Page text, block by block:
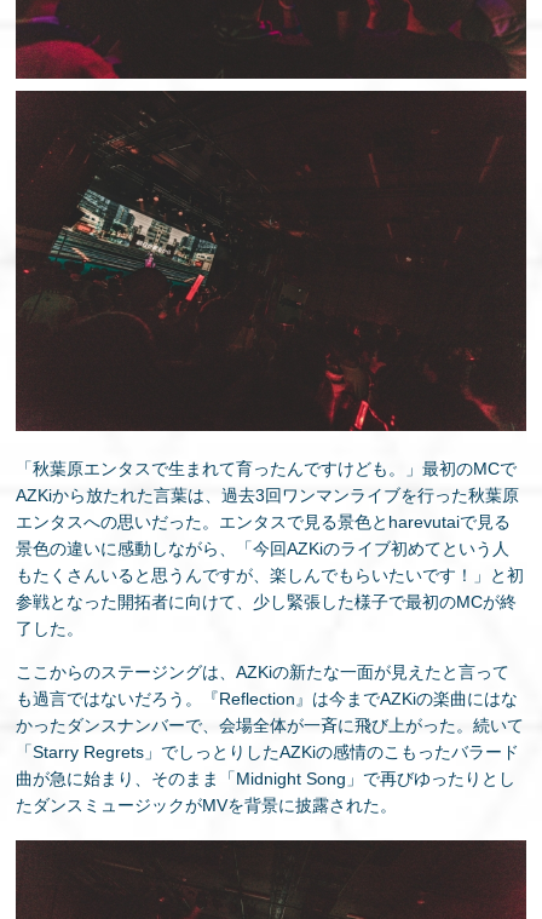
「秋葉原エンタスで生まれて育ったんですけども。」最初のMCで
AZKiから放たれた言葉は、過去3回ワンマンライブを行った秋葉原
エンタスへの思いだった。エンタスで見る景色とharevutaiで見る
景色の違いに感動しながら、「今回AZKiのライブ初めてという人
もたくさんいると思うんですが、楽しんでもらいたいです！」と初
参戦となった開拓者に向けて、少し緊張した様子で最初のMCが終
了した。
ここからのステージングは、AZKiの新たな一面が見えたと言って
も過言ではないだろう。『Reflection』は今までAZKiの楽曲にはな
かったダンスナンバーで、会場全体が一斉に飛び上がった。続いて
「Starry Regrets」でしっとりしたAZKiの感情のこもったバラード
曲が急に始まり、そのまま「Midnight Song」で再びゆったりとし
たダンスミュージックがMVを背景に披露された。